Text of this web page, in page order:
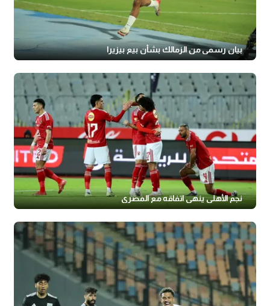
بيان رسمي من الزمالك بشأن بيع بيزيرا
نجم الأهلي ينهي اتفاقه مع المصري